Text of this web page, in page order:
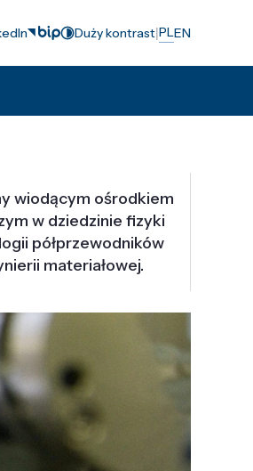
Duży kontrast|PLEN
wiodącym ośrodkiem
w dziedzinie fizyki
półprzewodników
materiałowej.